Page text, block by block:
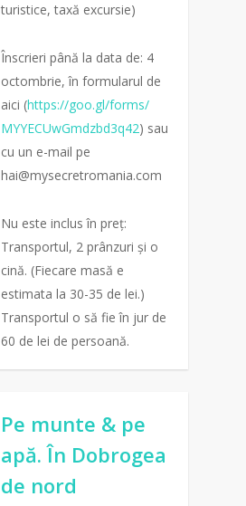
turistice, taxă excursie)
Înscrieri până la data de: 4
octombrie, în formularul de
aici (https://goo.gl/forms/
MYYECUwGmdzbd3q42) sau
cu un e-mail pe
hai@mysecretromania.com
Nu este inclus în preț:
Transportul, 2 prânzuri și o
cină. (Fiecare masă e
estimata la 30-35 de lei.)
Transportul o să fie în jur de
60 de lei de persoană.
Pe munte & pe
apă. În Dobrogea
de nord